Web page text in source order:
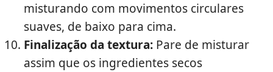
misturando com movimentos circulares
suaves, de baixo para cima.
Finalização da textura: Pare de misturar
assim que os ingredientes secos